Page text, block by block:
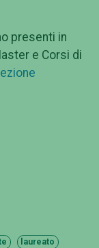
presenti in
e Corsi di
laureato